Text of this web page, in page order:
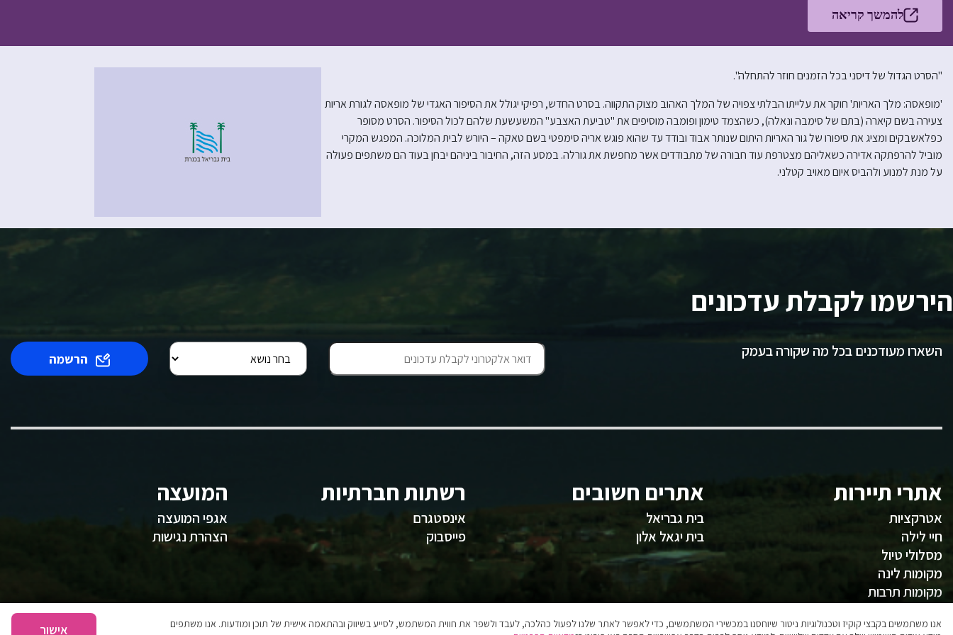
להמשך קריאה
"הסרט הגדול של דיסני בכל הזמנים חוזר להתחלה".
'מופאסה: מלך האריות' חוקר את עלייתו הבלתי צפויה של המלך האהוב מצוק התקווה. בסרט החדש, רפיקי יגולל את הסיפור האגדי של מופאסה לגורת אריות
צעירה בשם קיארה (בתם של סימבה ונאלה), כשהצמד טימון ופומבה מוסיפים את "טביעת האצבע" המשעשעת שלהם לכול הסיפור. הסרט מסופר
כפלאשבקים ומציג את סיפורו של גור האריות היתום שנותר אבוד ובודד עד שהוא פוגש אריה סימפטי בשם טאקה – היורש לבית המלוכה. המפגש המקרי
מוביל להרפתקה אדירה כשאליהם מצטרפת עוד חבורה של מתבודדים אשר מחפשת את גורלה. במסע הזה, החיבור ביניהם יבחן בעוד הם משתפים פעולה
על מנת למנוע ולהביס איום מאויב קטלני.
הירשמו לקבלת עדכונים
השארו מעודכנים בכל מה שקורה בעמק הרשמה
אתרי תיירות
אטרקציות
חיי לילה
מסלולי טיול
מקומות לינה
מקומות תרבות
אתרים חשובים
בית גבריאל
בית יגאל אלון
רשתות חברתיות
אינסטגרם
פייסבוק
המועצה
אגפי המועצה
הצהרת נגישות
אנו משתמשים בקבצי קוקיז וטכנולוגיות ניטור שיוחסנו במכשירי המשתמשים, כדי לאפשר לאתר שלנו לפעול כהלכה, לעבד ולשפר את חווית המשתמש, לסייע בשיווק ובהתאמה אישית של תוכן ומודעות. אנו משתפים
אישור